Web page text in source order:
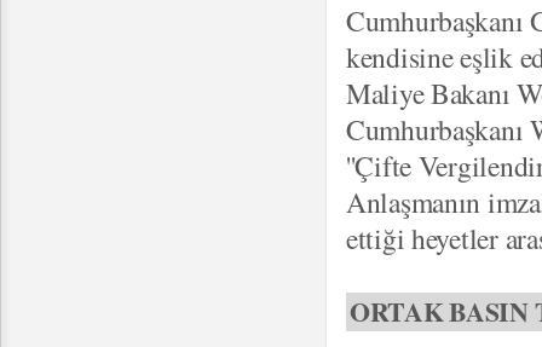
Cumhurbaşkanı
kendisine eşlik
Maliye Bakanı
Cumhurbaşkanı
''Çifte
Anlaşmanın
ettiği heyetler
ORTAK BASIN